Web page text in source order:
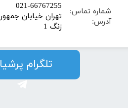
شماره تماس:
آدرس:
​021-66767255
زنگ 1
​​​​تلگرام پرشیا